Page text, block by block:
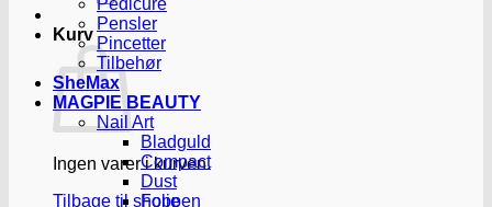
Kurv
Ingen varer i kurven.
Tilbage til shoppen
Pedicure
Pensler
Pincetter
Tilbehør
SheMax
MAGPIE BEAUTY
Nail Art
Bladguld
Compact
Dust
Folie